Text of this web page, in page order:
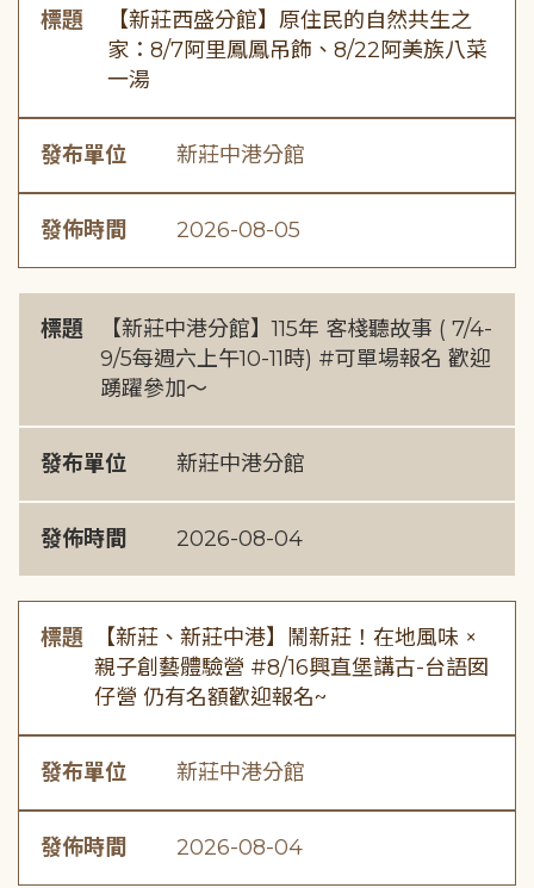
標題
【新莊西盛分館】原住民的自然共生之
家：8/7阿里鳳鳳吊飾、8/22阿美族八菜
一湯
發布單位 新莊中港分館
發佈時間 2026-08-05
標題
【新莊中港分館】115年 客棧聽故事 ( 7/4-
9/5每週六上午10-11時) #可單場報名 歡迎
踴躍參加～
發布單位 新莊中港分館
發佈時間 2026-08-04
標題
【新莊、新莊中港】鬧新莊！在地風味 ×
親子創藝體驗營 #8/16興直堡講古-台語囡
仔營 仍有名額歡迎報名~
發布單位 新莊中港分館
發佈時間 2026-08-04